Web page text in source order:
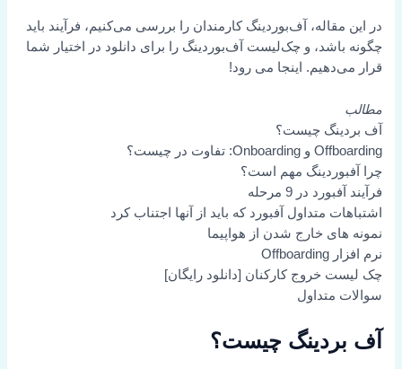
در این مقاله، آف‌بوردینگ کارمندان را بررسی می‌کنیم، فرآیند باید
چگونه باشد، و چک‌لیست آف‌بوردینگ را برای دانلود در اختیار شما
قرار می‌دهیم. اینجا می رود!
مطالب
آف بردینگ چیست؟
Offboarding و Onboarding: تفاوت در چیست؟
چرا آفبوردینگ مهم است؟
فرآیند آفبورد در 9 مرحله
اشتباهات متداول آفبورد که باید از آنها اجتناب کرد
نمونه های خارج شدن از هواپیما
نرم افزار Offboarding
چک لیست خروج کارکنان [دانلود رایگان]
سوالات متداول
آف بردینگ چیست؟